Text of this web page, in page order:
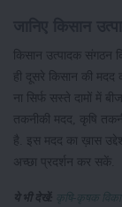
किसान उत्पादक संगठन
ही दूसरे किसान की
ना सिर्फ सस्ते दामों में
तकनीकी मदद, कृषि
है. इस मदद का ख़ास
अच्छा प्रदर्शन कर सकें.
ये भी देखें: कृषि-कृषक